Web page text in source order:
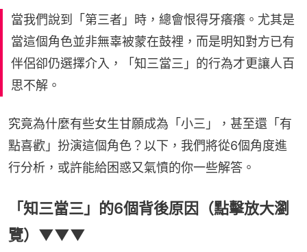
當我們說到「第三者」時，總會恨得牙癢癢。尤其是
當這個角色並非無辜被蒙在鼓裡，而是明知對方已有
伴侶卻仍選擇介入，「知三當三」的行為才更讓人百
思不解。
究竟為什麼有些女生甘願成為「小三」，甚至還「有
點喜歡」扮演這個角色？以下，我們將從6個角度進
行分析，或許能給困惑又氣憤的你一些解答。
「知三當三」的6個背後原因（點擊放大瀏
覽）▼▼▼